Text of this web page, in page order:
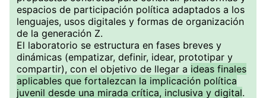
espacios de participación política adaptados a los
lenguajes, usos digitales y formas de organización
de la generación Z.
El laboratorio se estructura en fases breves y
dinámicas (empatizar, definir, idear, prototipar y
compartir), con el objetivo de llegar a ideas finales
aplicables que fortalezcan la implicación política
juvenil desde una mirada crítica, inclusiva y digital.